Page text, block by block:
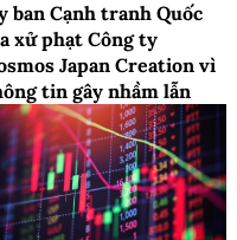
ban Cạnh tranh Quốc
xử phạt Công ty
Japan Creation vì
tin gây nhầm lẫn